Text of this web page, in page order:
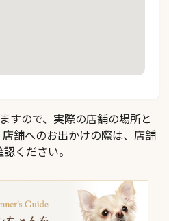
すので、実際の店舗の場所と
舗へのお出かけの際は、店舗
ください。